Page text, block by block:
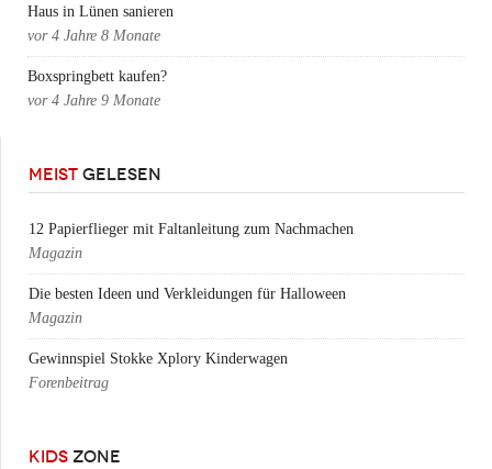
Haus in Lünen sanieren
vor 4 Jahre 8 Monate
Boxspringbett kaufen?
vor 4 Jahre 9 Monate
MEIST GELESEN
12 Papierflieger mit Faltanleitung zum Nachmachen
Magazin
Die besten Ideen und Verkleidungen für Halloween
Magazin
Gewinnspiel Stokke Xplory Kinderwagen
Forenbeitrag
KIDS ZONE